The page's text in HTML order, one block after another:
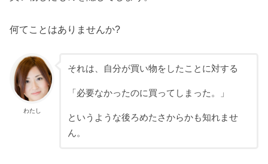
何てことはありませんか?
わたし
それは、自分が買い物をしたことに対する
「必要なかったのに買ってしまった。」
というような後ろめたさからかも知れませ
ん。